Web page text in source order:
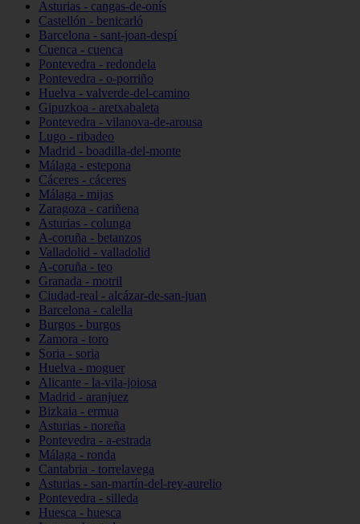
Asturias - cangas-de-onís
Castellón - benicarló
Barcelona - sant-joan-despí
Cuenca - cuenca
Pontevedra - redondela
Pontevedra - o-porriño
Huelva - valverde-del-camino
Gipuzkoa - aretxabaleta
Pontevedra - vilanova-de-arousa
Lugo - ribadeo
Madrid - boadilla-del-monte
Málaga - estepona
Cáceres - cáceres
Málaga - mijas
Zaragoza - cariñena
Asturias - colunga
A-coruña - betanzos
Valladolid - valladolid
A-coruña - teo
Granada - motril
Ciudad-real - alcázar-de-san-juan
Barcelona - calella
Burgos - burgos
Zamora - toro
Soria - soria
Huelva - moguer
Alicante - la-vila-joiosa
Madrid - aranjuez
Bizkaia - ermua
Asturias - noreña
Pontevedra - a-estrada
Málaga - ronda
Cantabria - torrelavega
Asturias - san-martín-del-rey-aurelio
Pontevedra - silleda
Huesca - huesca